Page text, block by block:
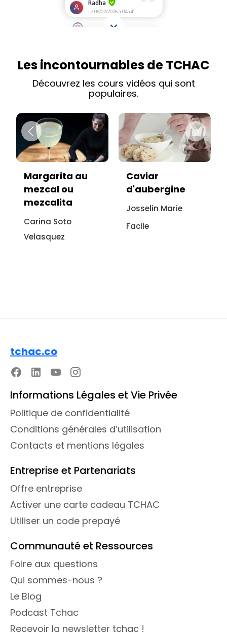
Les incontournables de TCHAC
Découvrez les cours vidéos qui sont
populaires.
Caviar
d'aubergine
Josselin Marie
Facile
Vitello tonnato
sans viande :
recette
italienne à
l'aubergine
tchac.co
Informations Légales et Vie Privée
Politique de confidentialité
Conditions générales d’utilisation
Contacts et mentions légales
Entreprise et Partenariats
Offre entreprise
Activer une carte cadeau TCHAC
Utiliser un code prepayé
Communauté et Ressources
Foire aux questions
Qui sommes-nous ?
Le Blog
Podcast Tchac
Recevoir la newsletter tchac !